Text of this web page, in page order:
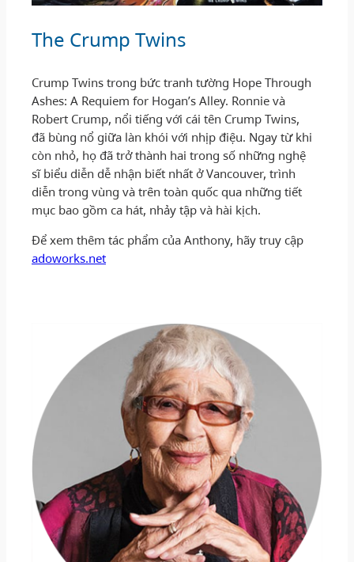
The Crump Twins
Crump Twins trong bức tranh tường Hope Through
Ashes: A Requiem for Hogan’s Alley. Ronnie và
Robert Crump, nổi tiếng với cái tên Crump Twins,
đã bùng nổ giữa làn khói với nhịp điệu. Ngay từ khi
còn nhỏ, họ đã trở thành hai trong số những nghệ
sĩ biểu diễn dễ nhận biết nhất ở Vancouver, trình
diễn trong vùng và trên toàn quốc qua những tiết
mục bao gồm ca hát, nhảy tập và hài kịch.
Để xem thêm tác phẩm của Anthony, hãy truy cập
adoworks.net